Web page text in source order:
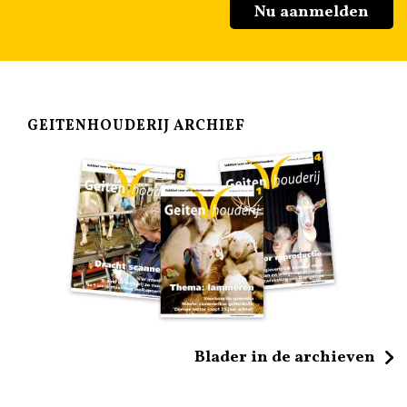
Nu aanmelden
GEITENHOUDERIJ ARCHIEF
Blader in de archieven